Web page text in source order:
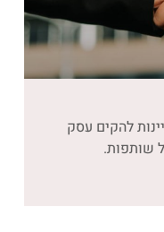
להקים עסק
שותפות.